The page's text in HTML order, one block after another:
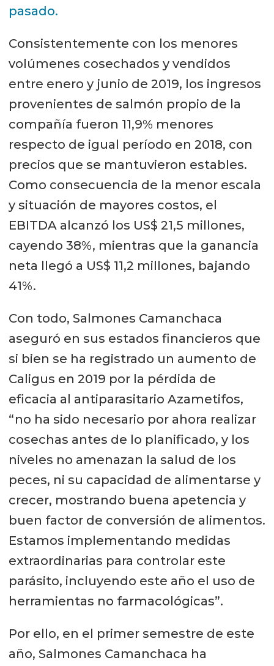
pasado.
Consistentemente con los menores
volúmenes cosechados y vendidos
entre enero y junio de 2019, los ingresos
provenientes de salmón propio de la
compañía fueron 11,9% menores
respecto de igual período en 2018, con
precios que se mantuvieron estables.
Como consecuencia de la menor escala
y situación de mayores costos, el
EBITDA alcanzó los US$ 21,5 millones,
cayendo 38%, mientras que la ganancia
neta llegó a US$ 11,2 millones, bajando
41%.
Con todo, Salmones Camanchaca
aseguró en sus estados financieros que
si bien se ha registrado un aumento de
Caligus en 2019 por la pérdida de
eficacia al antiparasitario Azametifos,
“no ha sido necesario por ahora realizar
cosechas antes de lo planificado, y los
niveles no amenazan la salud de los
peces, ni su capacidad de alimentarse y
crecer, mostrando buena apetencia y
buen factor de conversión de alimentos.
Estamos implementando medidas
extraordinarias para controlar este
parásito, incluyendo este año el uso de
herramientas no farmacológicas”.
Por ello, en el primer semestre de este
año, Salmones Camanchaca ha